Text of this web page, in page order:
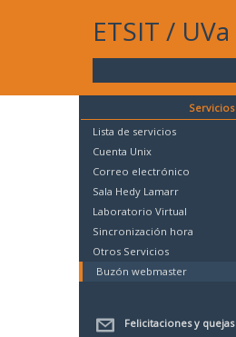
ETSIT / UVa
Servicios
Lista de servicios
Cuenta Unix
Correo electrónico
Sala Hedy Lamarr
Laboratorio Virtual
Sincronización hora
Otros Servicios
Buzón webmaster
Felicitaciones y quejas